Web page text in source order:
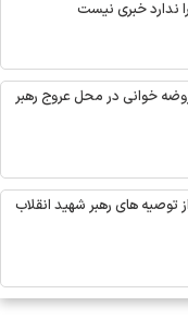
خبری نیست
خوانی در محل عروج رهبر
های رهبر شهید انقلاب